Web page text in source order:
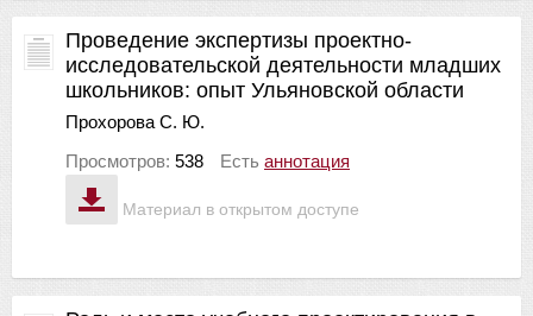
Материал в открытом доступе
Проведение экспертизы проектно-
исследовательской деятельности младших
школьников: опыт Ульяновской области
Прохорова С. Ю.
Просмотров: 538 Есть аннотация